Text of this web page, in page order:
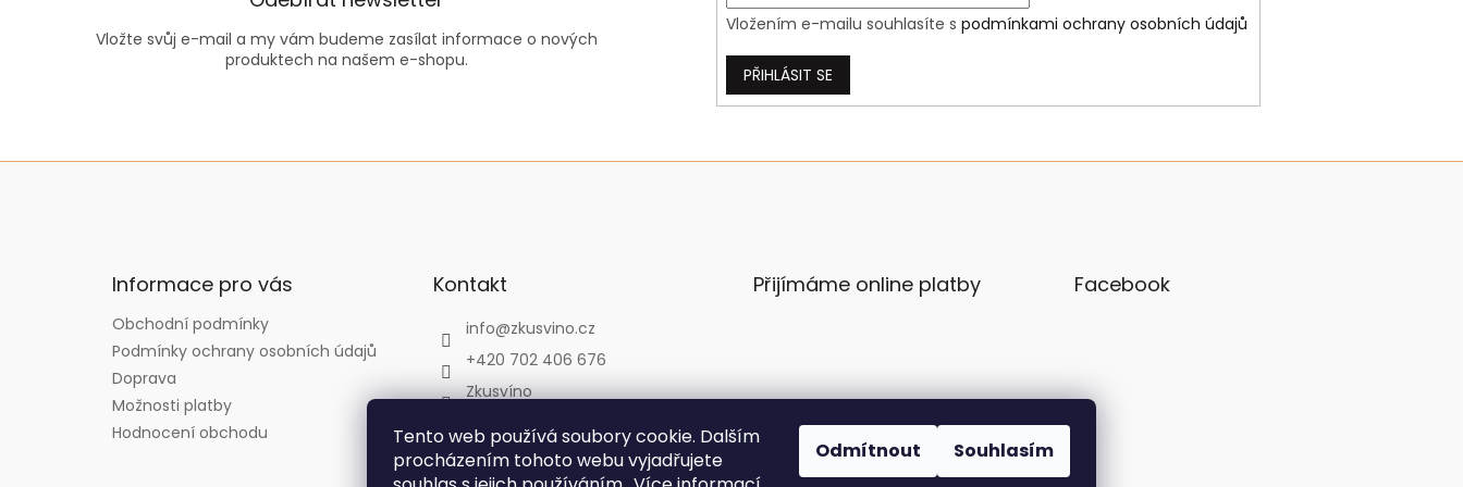
Tento web používá soubory cookie. Dalším
procházením tohoto webu vyjadřujete
Odmítnout Souhlasím
p
i
Vložte svůj e-mail a my vám budeme zasílat informace o nových
produktech na našem e-shopu.
Vložením e-mailu souhlasíte spodmínkami ochrany osobních údajů
PŘIHLÁSIT SE
Z
Informace pro vás
Obchodní podmínky
Podmínky ochrany osobních údajů
Doprava
Možnosti platby
Hodnocení obchodu
Kontakt
info@zkusvino.cz
+420 702 406 676
Zkusvíno
zkusvino.cz
Přijímáme online platby Facebook